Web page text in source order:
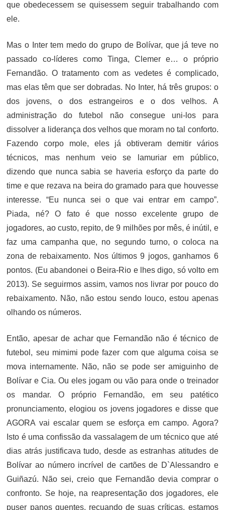
que obedecessem se quisessem seguir trabalhando com
ele.
Mas o Inter tem medo do grupo de Bolívar, que já teve no
passado co-líderes como Tinga, Clemer e… o próprio
Fernandão. O tratamento com as vedetes é complicado,
mas elas têm que ser dobradas. No Inter, há três grupos: o
dos jovens, o dos estrangeiros e o dos velhos. A
administração do futebol não consegue uni-los para
dissolver a liderança dos velhos que moram no tal conforto.
Fazendo corpo mole, eles já obtiveram demitir vários
técnicos, mas nenhum veio se lamuriar em público,
dizendo que nunca sabia se haveria esforço da parte do
time e que rezava na beira do gramado para que houvesse
interesse. “Eu nunca sei o que vai entrar em campo”.
Piada, né? O fato é que nosso excelente grupo de
jogadores, ao custo, repito, de 9 milhões por mês, é inútil, e
faz uma campanha que, no segundo turno, o coloca na
zona de rebaixamento. Nos últimos 9 jogos, ganhamos 6
pontos. (Eu abandonei o Beira-Rio e lhes digo, só volto em
2013). Se seguirmos assim, vamos nos livrar por pouco do
rebaixamento. Não, não estou sendo louco, estou apenas
olhando os números.
Então, apesar de achar que Fernandão não é técnico de
futebol, seu mimimi pode fazer com que alguma coisa se
mova internamente. Não, não se pode ser amiguinho de
Bolívar e Cia. Ou eles jogam ou vão para onde o treinador
os mandar. O próprio Fernandão, em seu patético
pronunciamento, elogiou os jovens jogadores e disse que
AGORA vai escalar quem se esforça em campo. Agora?
Isto é uma confissão da vassalagem de um técnico que até
dias atrás justificava tudo, desde as estranhas atitudes de
Bolívar ao número incrível de cartões de D`Alessandro e
Guiñazú. Não sei, creio que Fernandão devia comprar o
confronto. Se hoje, na reapresentação dos jogadores, ele
puser panos quentes, recuando de suas críticas, estamos